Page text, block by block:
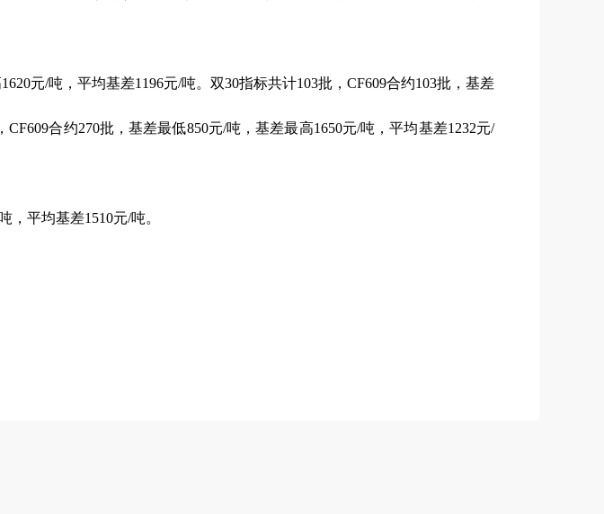
元/吨，平均基差1196元/吨。双30指标共计103批，CF609合约103批，基差
合约270批，基差最低850元/吨，基差最高1650元/吨，平均基差1232元/
，平均基差1510元/吨。